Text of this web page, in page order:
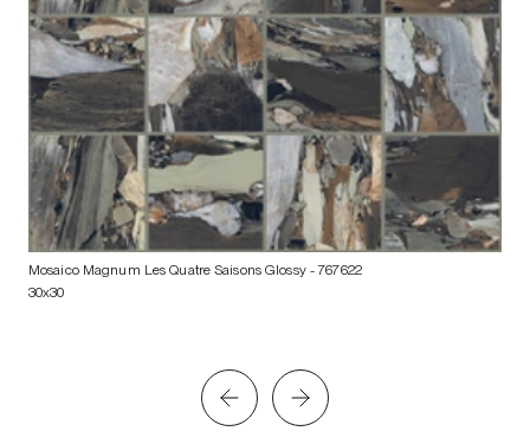
Mosaico Magnum Les Quatre Saisons Glossy- 767622
30x30